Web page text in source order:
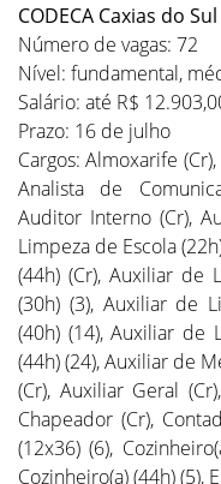
CODECA Caxias do Sul
Número de vagas: 72
Nível: fundamental,
Salário: até R$
Prazo: 16 de julho
Cargos: Almoxarife
Analista de
Auditor Interno (Cr),
Limpeza de Escola
(44h) (Cr), Auxiliar de
(30h) (3), Auxiliar de
(40h) (14), Auxiliar de
(44h) (24), Auxiliar de
(Cr), Auxiliar Geral
Chapeador (Cr),
(12x36) (6),
Cozinheiro(a) (44h) (5),